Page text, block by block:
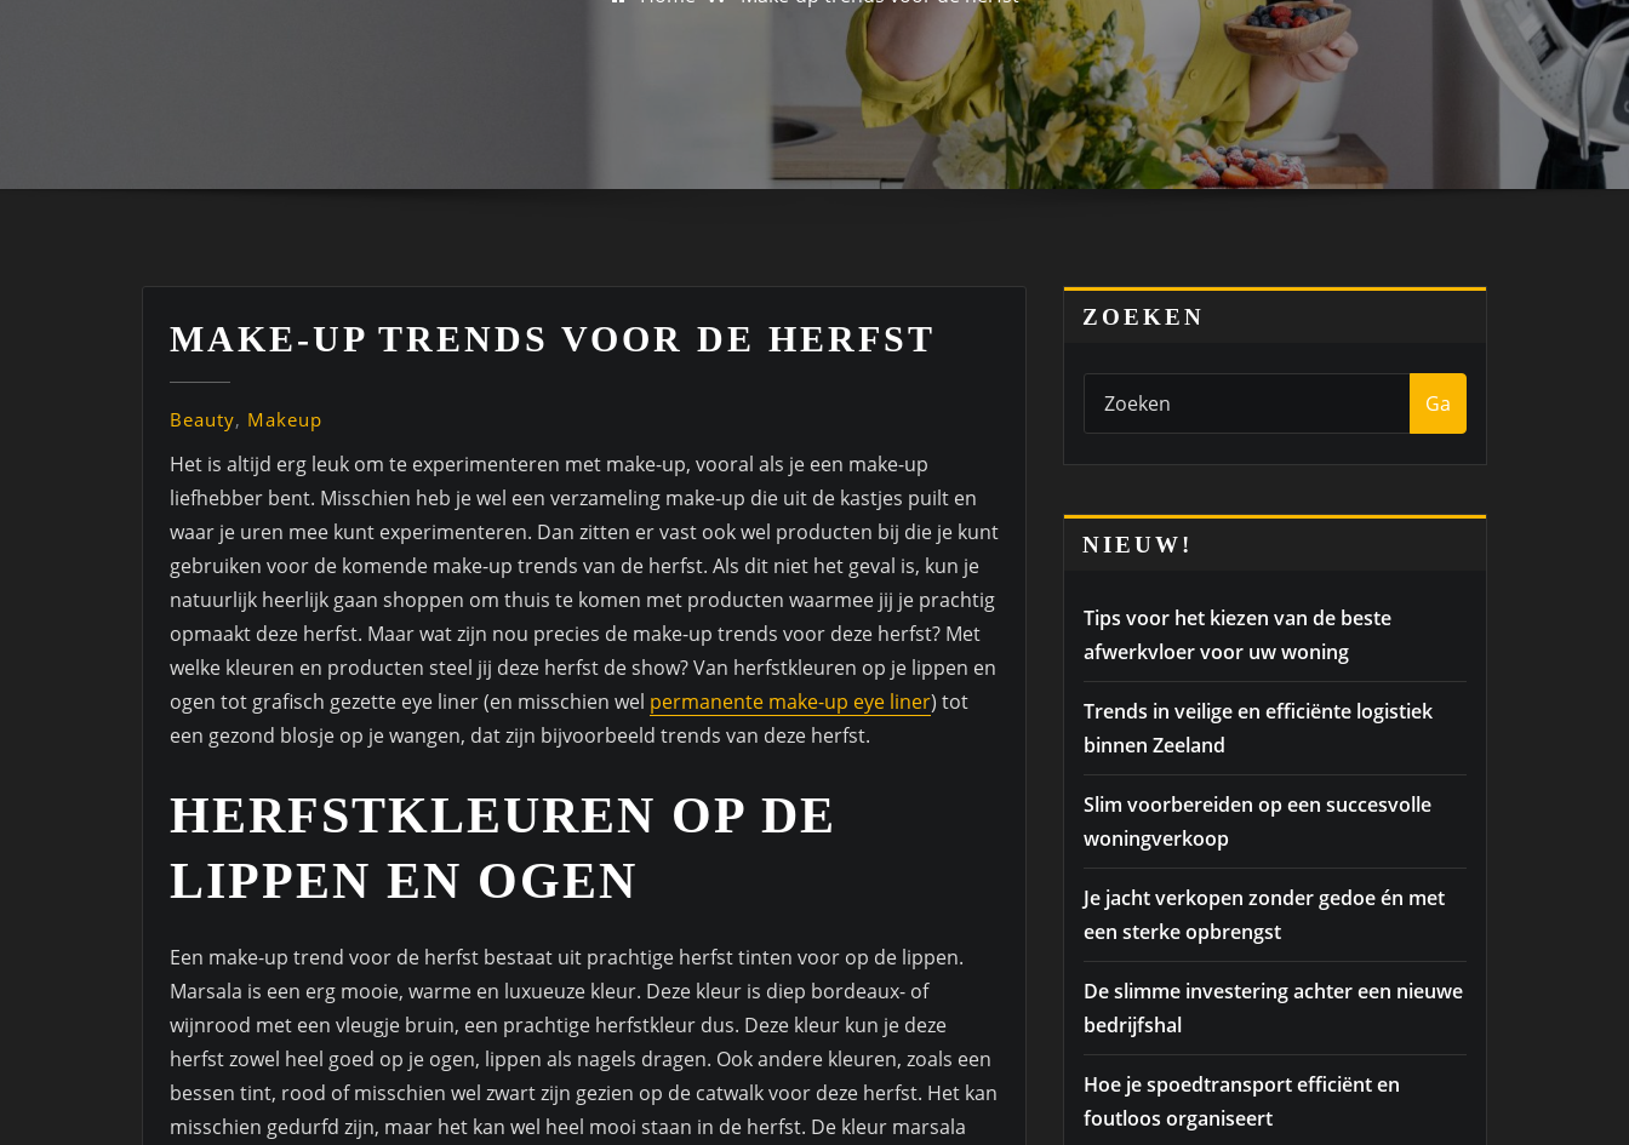
MAKE-UP TRENDS VOOR DE HERFST
Beauty, Makeup
Het is altijd erg leuk om te experimenteren met make-up, vooral als je een make-up
liefhebber bent. Misschien heb je wel een verzameling make-up die uit de kastjes puilt en
waar je uren mee kunt experimenteren. Dan zitten er vast ook wel producten bij die je kunt
gebruiken voor de komende make-up trends van de herfst. Als dit niet het geval is, kun je
natuurlijk heerlijk gaan shoppen om thuis te komen met producten waarmee jij je prachtig
opmaakt deze herfst. Maar wat zijn nou precies de make-up trends voor deze herfst? Met
welke kleuren en producten steel jij deze herfst de show? Van herfstkleuren op je lippen en
ogen tot grafisch gezette eye liner (en misschien wel permanente make-up eye liner) tot
een gezond blosje op je wangen, dat zijn bijvoorbeeld trends van deze herfst.
HERFSTKLEUREN OP DE
LIPPEN EN OGEN
Een make-up trend voor de herfst bestaat uit prachtige herfst tinten voor op de lippen.
Marsala is een erg mooie, warme en luxueuze kleur. Deze kleur is diep bordeaux- of
wijnrood met een vleugje bruin, een prachtige herfstkleur dus. Deze kleur kun je deze
herfst zowel heel goed op je ogen, lippen als nagels dragen. Ook andere kleuren, zoals een
bessen tint, rood of misschien wel zwart zijn gezien op de catwalk voor deze herfst. Het kan
misschien gedurfd zijn, maar het kan wel heel mooi staan in de herfst. De kleur marsala
ZOEKEN
Ga
NIEUW!
Tips voor het kiezen van de beste
afwerkvloer voor uw woning
Trends in veilige en efficiënte logistiek
binnen Zeeland
Slim voorbereiden op een succesvolle
woningverkoop
Je jacht verkopen zonder gedoe én met
een sterke opbrengst
De slimme investering achter een nieuwe
bedrijfshal
Hoe je spoedtransport efficiënt en
foutloos organiseert